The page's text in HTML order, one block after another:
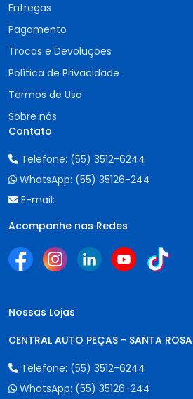
Entregas
Pagamento
Trocas e Devoluções
Política de Privacidade
Termos de Uso
Sobre nós
Contato
Telefone: (55) 3512-6244
WhatsApp: (55) 35126-244
E-mail:
Acompanhe nas Redes
Nossas Lojas
CENTRAL AUTO PEÇAS - SANTA ROSA
Telefone: (55) 3512-6244
WhatsApp: (55) 35126-244